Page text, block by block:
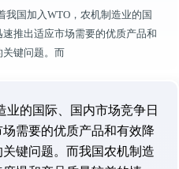
我国加入WTO，农机制造业的国
推出适应市场需要的优质产品和
关键问题。而
业的国际、国内市场竞争日
需要的优质产品和有效降
键问题。而我国农机制造